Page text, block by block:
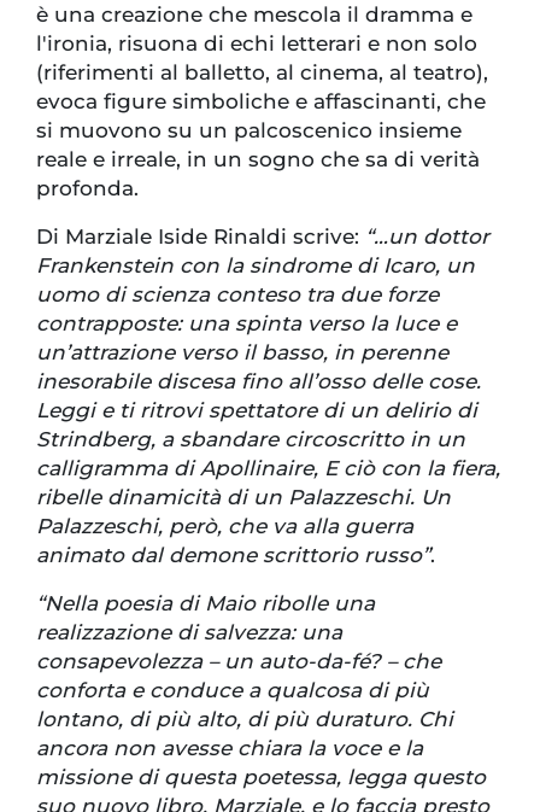
è una creazione che mescola il dramma e
l'ironia, risuona di echi letterari e non solo
(riferimenti al balletto, al cinema, al teatro),
evoca figure simboliche e affascinanti, che
si muovono su un palcoscenico insieme
reale e irreale, in un sogno che sa di verità
profonda.
Di Marziale Iside Rinaldi scrive: “…un dottor
Frankenstein con la sindrome di Icaro, un
uomo di scienza conteso tra due forze
contrapposte: una spinta verso la luce e
un’attrazione verso il basso, in perenne
inesorabile discesa fino all’osso delle cose.
Leggi e ti ritrovi spettatore di un delirio di
Strindberg, a sbandare circoscritto in un
calligramma di Apollinaire, E ciò con la fiera,
ribelle dinamicità di un Palazzeschi. Un
Palazzeschi, però, che va alla guerra
animato dal demone scrittorio russo”.
“Nella poesia di Maio ribolle una
realizzazione di salvezza: una
consapevolezza – un auto-da-fé? – che
conforta e conduce a qualcosa di più
lontano, di più alto, di più duraturo. Chi
ancora non avesse chiara la voce e la
missione di questa poetessa, legga questo
suo nuovo libro, Marziale, e lo faccia presto